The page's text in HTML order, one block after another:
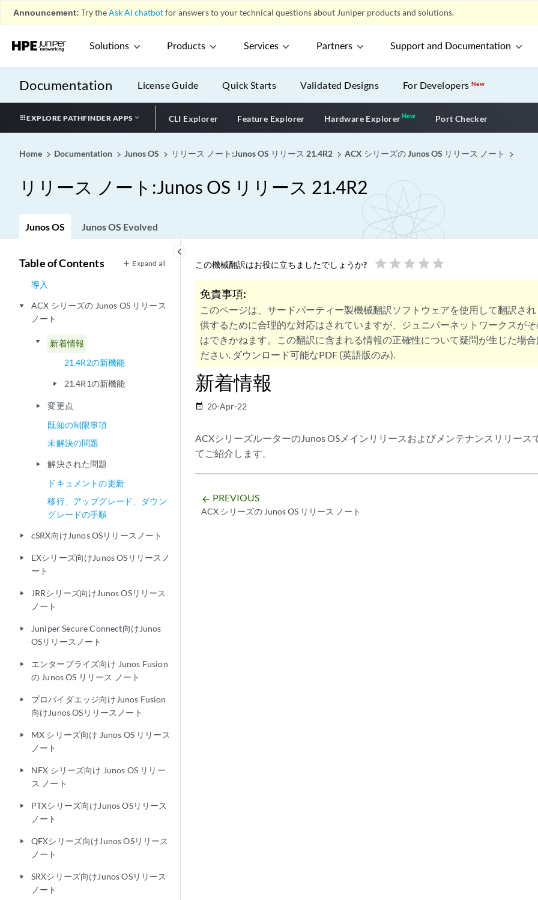
Announcement: Try theAsk AI chatbotfor answers to your technical questions about Juniper products and solutions.
Solutions Products Services Partners Support and Documentation
Documentation License Guide Quick Starts Validated Designs For DevelopersNew
EXPLORE PATHFINDER APPS CLI Explorer Feature Explorer Hardware ExplorerNewNew application
Port Checker
Home Documentation Junos OS リリース ノート:Junos OS リリース 21.4R2 ACX シリーズの Junos OS リリース ノート
リリース ノート:Junos OS リリース 21.4R2
Junos OS Junos OS Evolved
keyboard_arrow_left
Table of Contents Expand all
導入
play_arrow
ACX シリーズの Junos OS リリース
ノート
play_arrow
新着情報
21.4R2の新機能
play_arrow 21.4R1の新機能
play_arrow
変更点
既知の制限事項
未解決の問題
play_arrow
解決された問題
ドキュメントの更新
移行、アップグレード、ダウン
グレードの手順
play_arrow cSRX向けJunos OSリリースノート
play_arrow
EXシリーズ向けJunos OSリリースノ
ート
play_arrow
JRRシリーズ向けJunos OSリリース
ノート
play_arrow
Juniper Secure Connect向けJunos
OSリリースノート
play_arrow
エンタープライズ向け Junos Fusion
の Junos OS リリース ノート
play_arrow
プロバイダエッジ向けJunos Fusion
向けJunos OSリリースノート
play_arrow
MX シリーズ向け Junos OS リリース
ノート
play_arrow
NFX シリーズ向け Junos OS リリー
ス ノート
play_arrow
PTXシリーズ向けJunos OSリリース
ノート
play_arrow
QFXシリーズ向けJunos OSリリース
ノート
play_arrow
SRXシリーズ向けJunos OSリリース
ノート
この機械翻訳はお役に立ちましたでしょうか? star star star star star
免責事項:
このページは、サードパーティー製機械翻訳ソフトウェアを使用して翻訳さ
供するために合理的な対応はされていますが、ジュニパーネットワークスが
はできかねます。この翻訳に含まれる情報の正確性について疑問が生じた場合
ださい. ダウンロード可能なPDF (英語版のみ).
新着情報
date_range 20-Apr-22
ACXシリーズルーターのJunos OSメインリリースおよびメンテナンスリリース
てご紹介します。
arrow_backward PREVIOUS
ACX シリーズの Junos OS リリース ノート